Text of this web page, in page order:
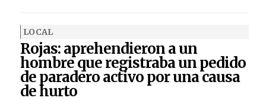
LOCAL
Rojas: aprehendieron a un
hombre que registraba un pedido
de paradero activo por una causa
de hurto